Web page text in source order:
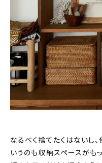
なるべく捨てたくはないし
いうのも収納スペースがも